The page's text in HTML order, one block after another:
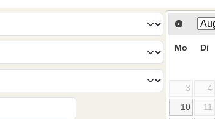
Mo Di
3
4
10
11